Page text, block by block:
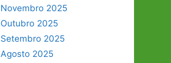
Novembro 2025
Outubro 2025
Setembro 2025
Agosto 2025